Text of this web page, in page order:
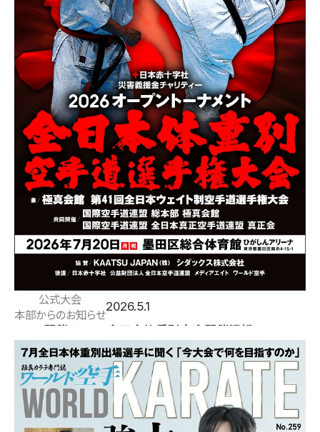
公式大会
本部からのお知らせ
2026.5.1
7/20開催：2026全日本体重別大会開催情報